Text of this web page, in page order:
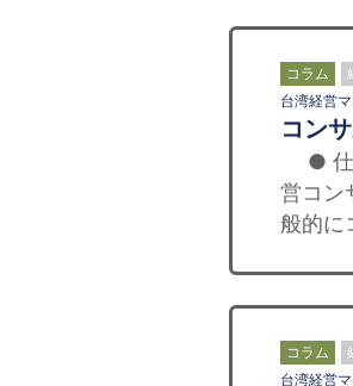
コラム
台湾経営
コン
● 仕
営コン
般的に
コラム
台湾経営